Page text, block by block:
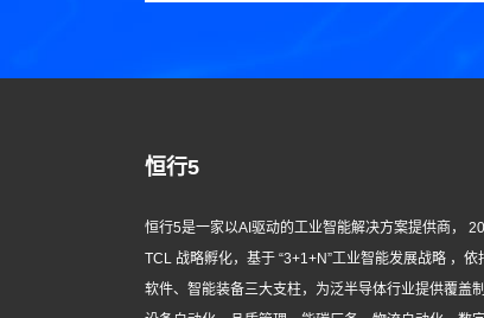
恒行5
恒行5是一家以AI驱动的工业智能解决方案提供商，
TCL 战略孵化，基于 “3+1+N”工业智能发展战略 ，依
软件、智能装备三大支柱，为泛半导体行业提供覆盖制